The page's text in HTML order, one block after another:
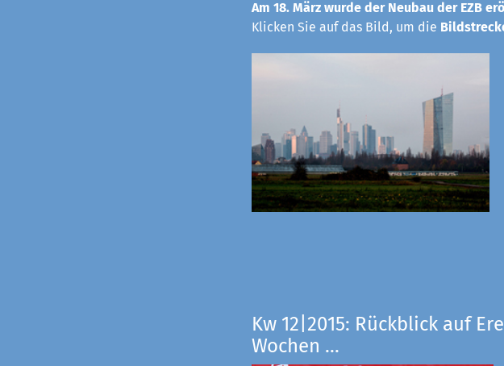
Am 18. März wurde der Neubau der EZB
Klicken Sie auf das Bild, um die
Kw 12|2015: Rückblick auf
Wochen ...